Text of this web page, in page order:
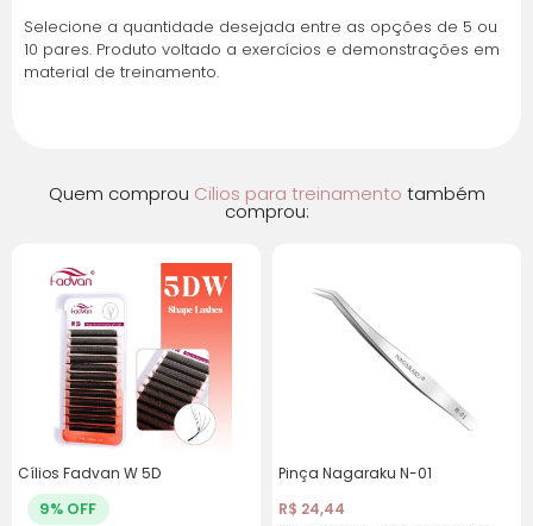
2x deR$8,83sem
R$17,66
Selecione a quantidade desejada entre as opções de 5 ou
10 pares. Produto voltado a exercícios e demonstrações em
material de treinamento.
Quem comprou Cilios para treinamento também
comprou:
Cílios Fadvan W 5D
9% OFF
Pinça Nagaraku N-01
R$ 24,44